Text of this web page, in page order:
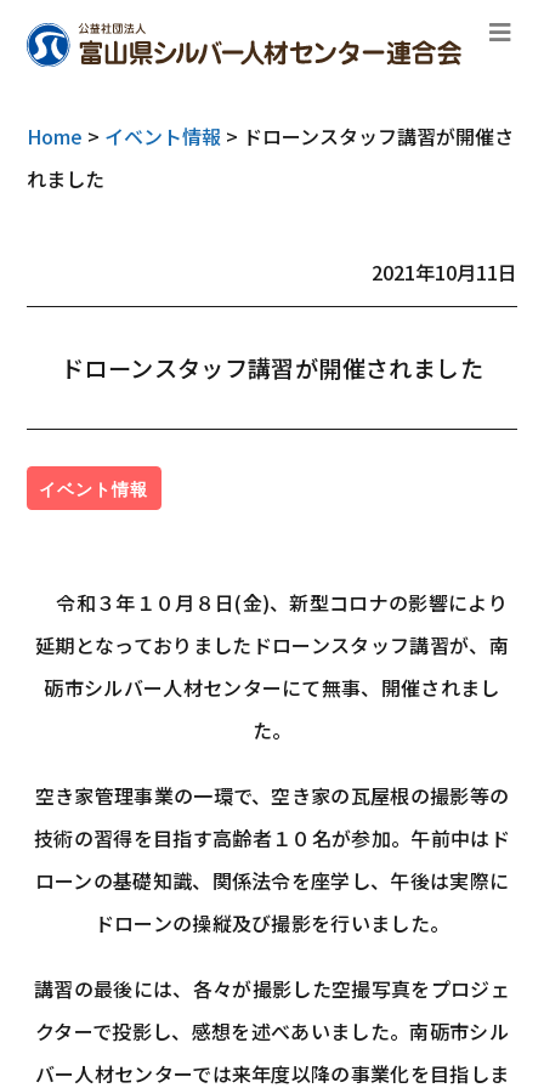
Home > イベント情報 > ドローンスタッフ講習が開催さ
れました
2021年10月11日
ドローンスタッフ講習が開催されました
イベント情報
令和３年１０月８日(金)、新型コロナの影響により
延期となっておりましたドローンスタッフ講習が、南
砺市シルバー人材センターにて無事、開催されまし
た。
空き家管理事業の一環で、空き家の瓦屋根の撮影等の
技術の習得を目指す高齢者１０名が参加。午前中はド
ローンの基礎知識、関係法令を座学し、午後は実際に
ドローンの操縦及び撮影を行いました。
講習の最後には、各々が撮影した空撮写真をプロジェ
クターで投影し、感想を述べあいました。南砺市シル
バー人材センターでは来年度以降の事業化を目指しま